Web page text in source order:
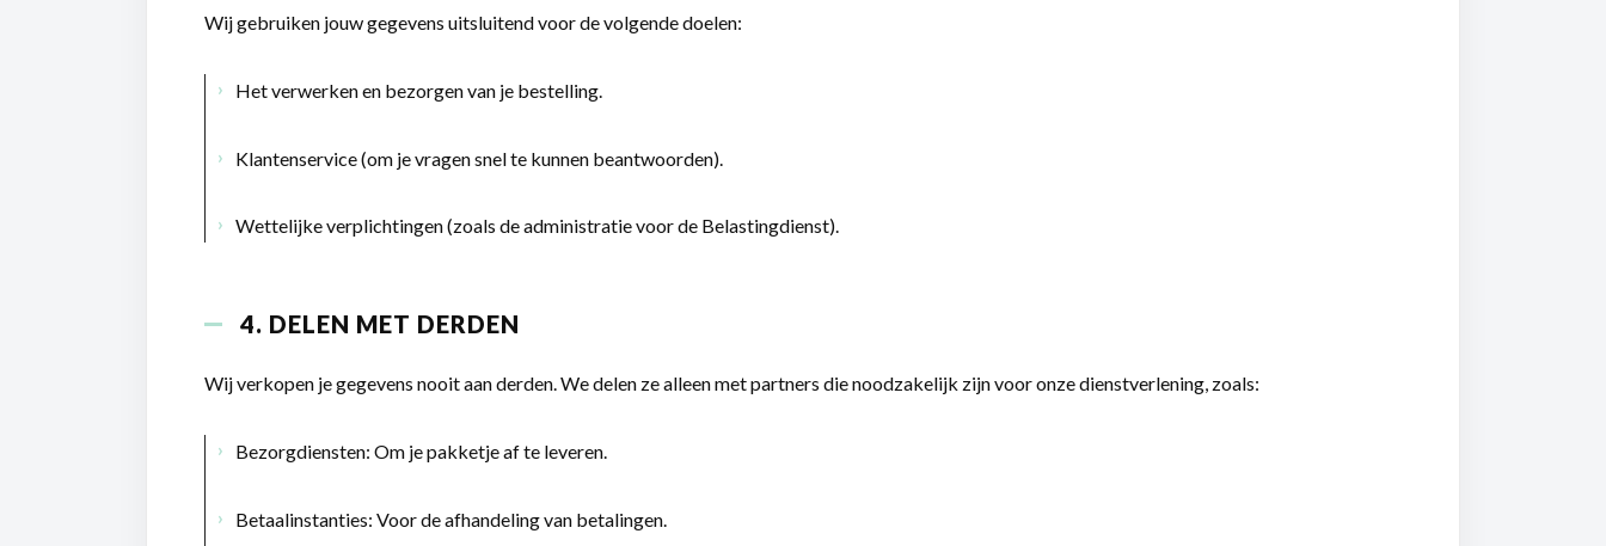
Wij gebruiken jouw gegevens uitsluitend voor de volgende doelen:
Het verwerken en bezorgen van je bestelling.
Klantenservice (om je vragen snel te kunnen beantwoorden).
Wettelijke verplichtingen (zoals de administratie voor de Belastingdienst).
4. DELEN MET DERDEN
Wij verkopen je gegevens nooit aan derden. We delen ze alleen met partners die noodzakelijk zijn voor onze dienstverlening, zoals:
Bezorgdiensten: Om je pakketje af te leveren.
Betaalinstanties: Voor de afhandeling van betalingen.